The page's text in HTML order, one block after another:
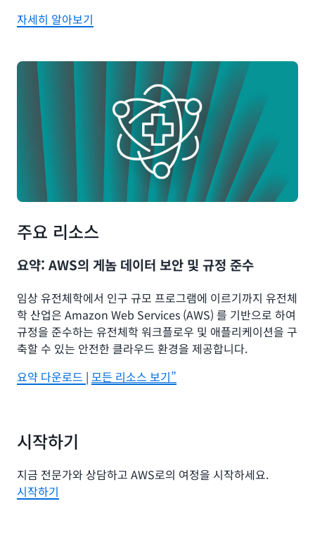
자세히 알아보기
주요 리소스
요약: AWS의 게놈 데이터 보안 및 규정 준수
임상 유전체학에서 인구 규모 프로그램에 이르기까지 유전체
학 산업은 Amazon Web Services (AWS) 를 기반으로 하여
규정을 준수하는 유전체학 워크플로우 및 애플리케이션을 구
축할 수 있는 안전한 클라우드 환경을 제공합니다.
요약 다운로드 | 모든 리소스 보기”
시작하기
지금 전문가와 상담하고 AWS로의 여정을 시작하세요.
시작하기